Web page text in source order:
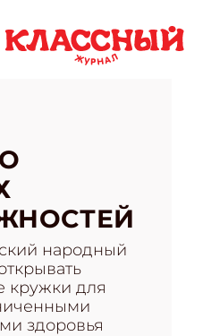
народный
кружки для
здоровья